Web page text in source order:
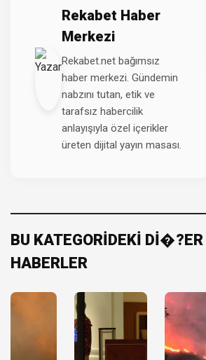
Rekabet Haber
Merkezi
Rekabet.net bağımsız
haber merkezi. Gündemin
nabzını tutan, etik ve
tarafsız habercilik
anlayışıyla özel içerikler
üreten dijital yayın masası.
BU KATEGORİDEKİ Dİ�?ER
HABERLER